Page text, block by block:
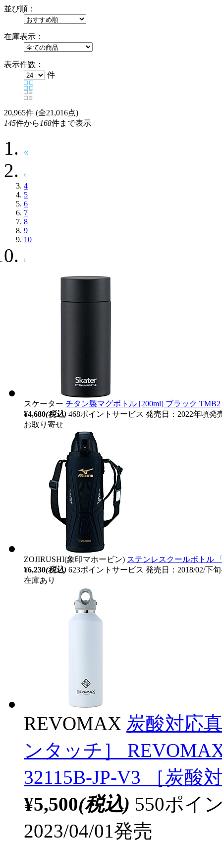
並び順：
在庫表示：
表示件数：
件
20,965件 (全21,016点)
145件から 168件まで表示
4
5
6
7
8
9
10
スケーター チタン製マグボトル [200ml] ブラック TMB2
¥4,680(税込) 468ポイントサービス 発売日：2022年頃発
お取り寄せ
ZOJIRUSHI(象印マホービン) ステンレスクールボトル
¥6,230(税込) 623ポイントサービス 発売日：2018/02/下
在庫あり
REVOMAX 炭酸対応
ンタッチ］
32115B-JP-V3 ［炭酸
¥5,500(税込) 550ポイ
2023/04/01発売